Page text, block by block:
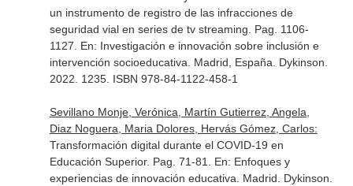
un instrumento de registro de las infracciones de
seguridad vial en series de tv streaming. Pag. 1106-
1127. En: Investigación e innovación sobre inclusión e
intervención socioeducativa . Madrid, España. Dykinson.
2022. 1235. ISBN 978-84-1122-458-1
Sevillano Monje, Verónica, Martín Gutierrez, Angela,
Diaz Noguera, Maria Dolores, Hervás Gómez, Carlos:
Transformación digital durante el COVID-19 en
Educación Superior. Pag. 71-81. En: Enfoques y
experiencias de innovación educativa . Madrid. Dykinson.